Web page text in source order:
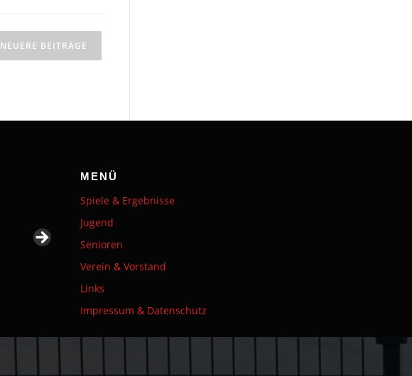
NEUERE BEITRÄGE
MENÜ
Spiele & Ergebnisse
Jugend
Senioren
Verein & Vorstand
Links
Impressum & Datenschutz